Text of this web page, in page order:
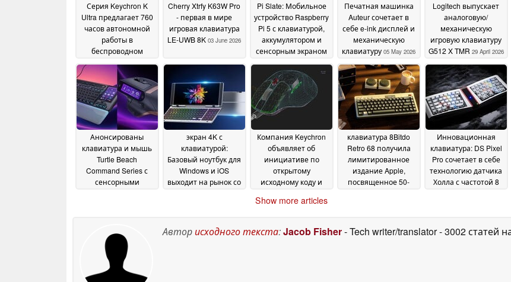
Серия Keychron K
Ultra предлагает 760
часов автономной
работы в
беспроводном
доступных
механических
клавиатур 12 June 2026
Cherry Xtrfy K63W Pro
- первая в мире
игровая клавиатура
LE-UWB 8K 03 June 2026
Pi Slate: Мобильное
устройство Raspberry
Pi 5 с клавиатурой,
аккумулятором и
сенсорным экраном
12 May 2026
Печатная машинка
Auteur сочетает в
себе e-ink дисплей и
механическую
клавиатуру 05 May 2026
Logitech выпускает
аналоговую/
механическую
игровую клавиатуру
G512 X TMR 29 April 2026
Анонсированы
клавиатура и мышь
Turtle Beach
Command Series с
сенсорными
экран 4K с
клавиатурой:
Базовый ноутбук для
Windows и iOS
выходит на рынок со
Компания Keychron
объявляет об
инициативе по
открытому
исходному коду и
бесплатные 3D-
клавиатур и мышей
клавиатура 8Bitdo
Retro 68 получила
лимитированное
издание Apple,
посвященное 50-
Инновационная
клавиатура: DS Pixel
Pro сочетает в себе
технологию датчика
Холла с частотой 8
Show more articles
Авторисходного текста:Jacob Fisher- Tech writer/translator- 3002 статей